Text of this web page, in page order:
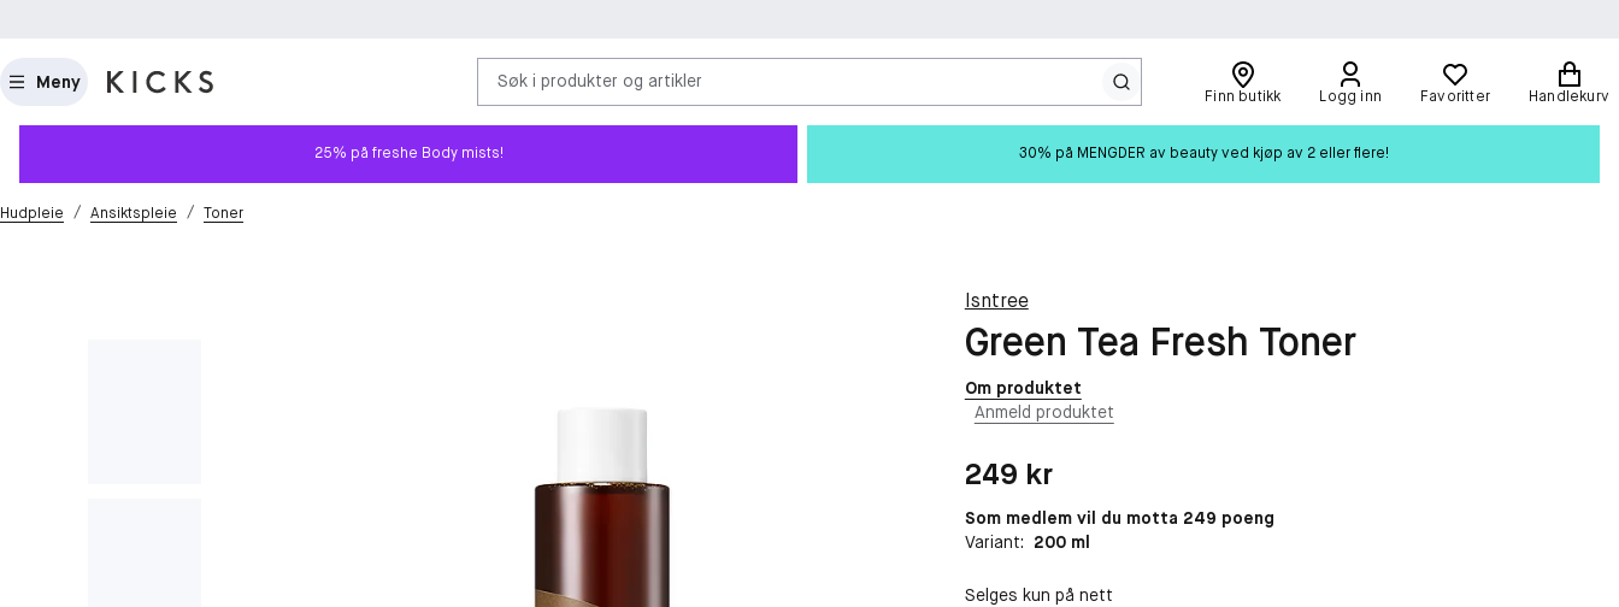
Meny Søk i produkter og artikler
Finn butikk Logg inn Favoritter Handlekurv
25% på freshe Body mists! 30% på MENGDER av beauty ved kjøp av 2 eller flere!
Hudpleie / Ansiktspleie / Toner
Isntree
Green Tea Fresh Toner
Om produktet
Anmeld produktet
Variant: 200 ml
Pris: 249 kr
249 kr
Som medlem vil du motta 249 poeng
Selges kun på nett